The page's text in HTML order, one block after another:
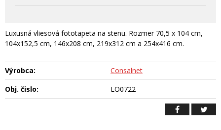
Luxusná vliesová fototapeta na stenu. Rozmer 70,5 x 104 cm,
104x152,5 cm, 146x208 cm, 219x312 cm a 254x416 cm.
Výrobca:
Consalnet
Obj. čislo:
LO0722